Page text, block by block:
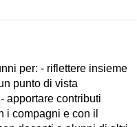
per: - riflettere insieme
punto di vista
apportare contributi
i compagni e con il